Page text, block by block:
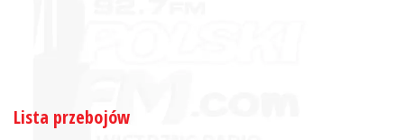
Lista przebojów